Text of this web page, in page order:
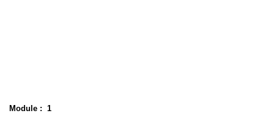
Module : 1